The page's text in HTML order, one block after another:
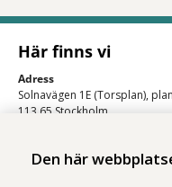
Den här
Här finns vi
Adress
Solnavägen 1E (Torsplan),
113 65 Stockholm